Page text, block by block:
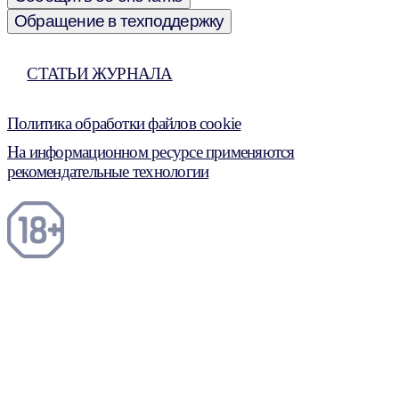
Обращение в техподдержку
СТАТЬИ ЖУРНАЛА
Политика обработки файлов cookie
На информационном ресурсе применяются
рекомендательные технологии